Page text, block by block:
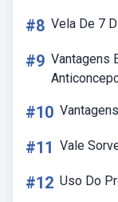
#8 Vela De 7
#9 Vantagens
#10
#11 Vale
#12 Uso Do